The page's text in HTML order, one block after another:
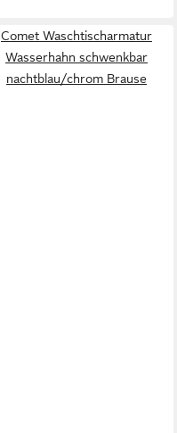
Comet Waschtischarmatur
Wasserhahn schwenkbar
nachtblau/chrom Brause